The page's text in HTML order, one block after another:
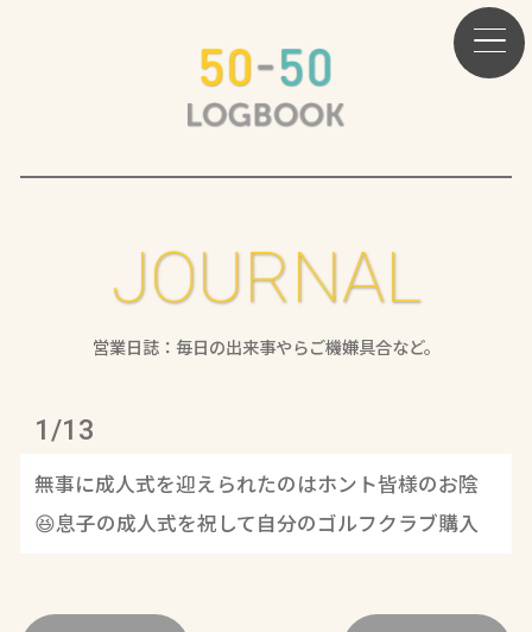
JOURNAL
営業日誌：毎日の出来事やらご機嫌具合など。
1/13
無事に成人式を迎えられたのはホント皆様のお陰
😆息子の成人式を祝して自分のゴルフクラブ購入